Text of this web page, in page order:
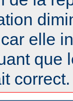
elle
que
correct.